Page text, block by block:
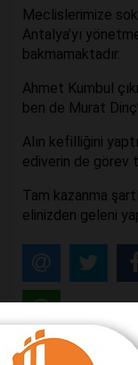
Meclislerimize
Antalya’yı
bakmamaktadır.
Ahmet Kumbul
ben de Murat
Alın kefilliğini
ediverin de görev
Tam kazanma
elinizden geleni